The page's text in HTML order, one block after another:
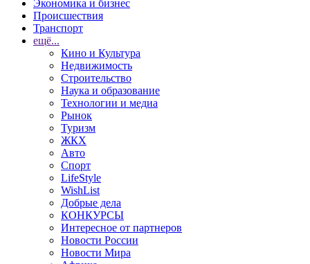
Экономика и бизнес
Происшествия
Транспорт
ещё...
Кино и Культура
Недвижимость
Строительство
Наука и образование
Технологии и медиа
Рынок
Туризм
ЖКХ
Авто
Спорт
LifeStyle
WishList
Добрые дела
КОНКУРСЫ
Интересное от партнеров
Новости России
Новости Мира